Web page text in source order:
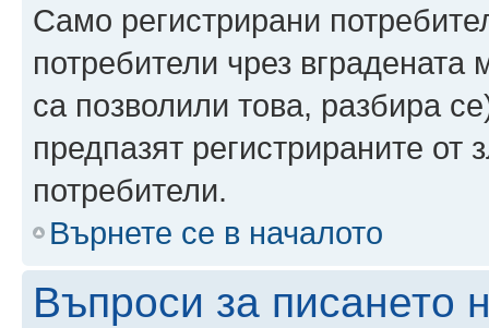
Само регистрирани
потребители чрез
са позволили това, разбира
предпазят регистрираните от
потребители.
Върнете се в началото
Въпроси за писането